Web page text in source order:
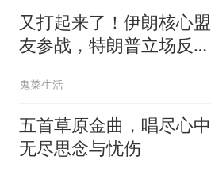
又打起来了！伊朗核心盟
友参战，特朗普立场反
鬼菜生活
五首草原金曲，唱尽心中
无尽思念与忧伤